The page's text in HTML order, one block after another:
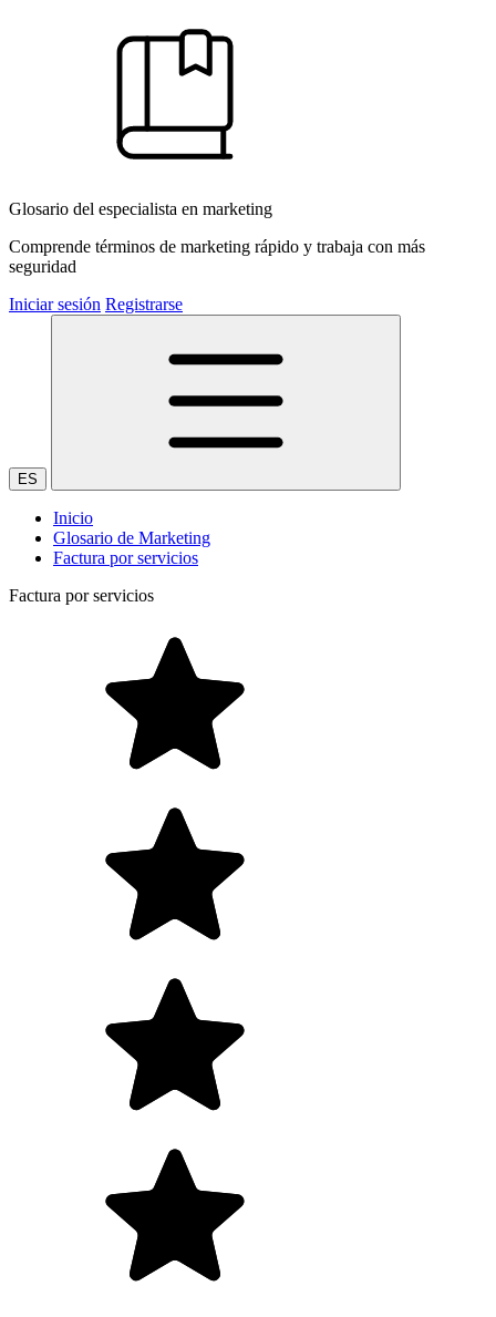
Glosario del especialista en marketing
Comprende términos de marketing rápido y trabaja con más
seguridad
Iniciar sesión Registrarse
ES
Inicio
Glosario de Marketing
Factura por servicios
Factura por servicios